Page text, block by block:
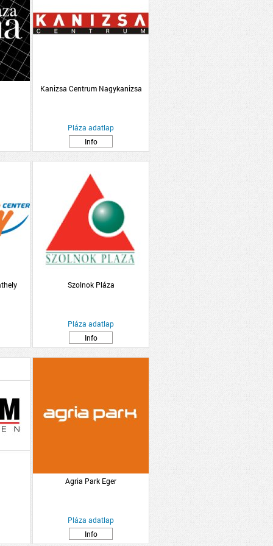
Kanizsa Centrum Nagykanizsa
Pláza adatlap
Info
Szolnok Pláza
Pláza adatlap
Info
Agria Park Eger
Pláza adatlap
Info